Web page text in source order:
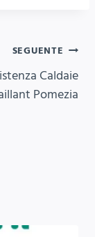
SEGUENTE
Caldaie
Pomezia